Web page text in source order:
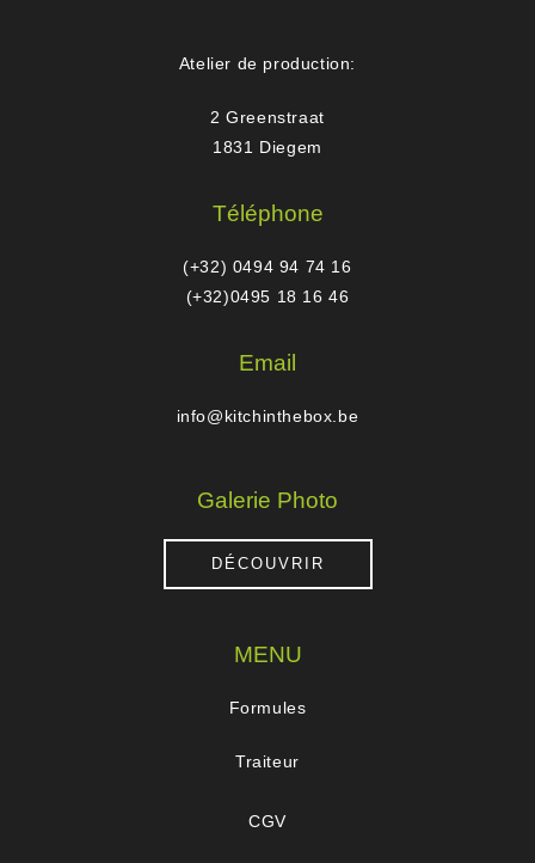
Atelier de production:
2 Greenstraat
1831 Diegem
Téléphone
(+32) 0494 94 74 16
(+32)0495 18 16 46
Email
info@kitchinthebox.be
Galerie Photo
DÉCOUVRIR
MENU
Formules
Traiteur
CGV